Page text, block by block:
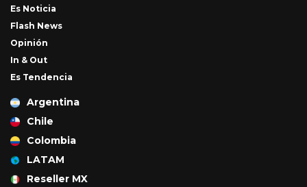
Es Noticia
Flash News
Opinión
In & Out
Es Tendencia
Argentina
Chile
Colombia
LATAM
Reseller MX